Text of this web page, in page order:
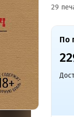
29
По